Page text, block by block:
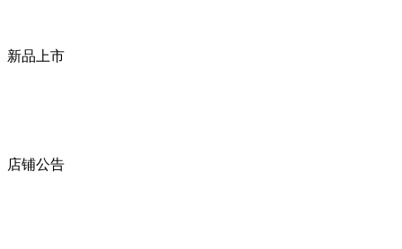
新品上市
店铺公告